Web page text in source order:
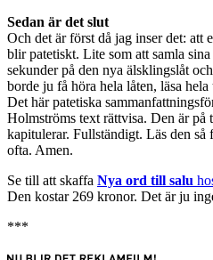
Sedan är det slut
Och det är först då jag inser det: att
blir patetiskt. Lite som att samla
sekunder på den nya älsklingslåt
borde ju få höra hela låten, läsa
Det här patetiska
Holmströms text rättvisa. Den är på
kapitulerar. Fullständigt. Läs den så
ofta. Amen.
Se till att skaffa Nya ord till salu
Den kostar 269 kronor. Det är ju
***